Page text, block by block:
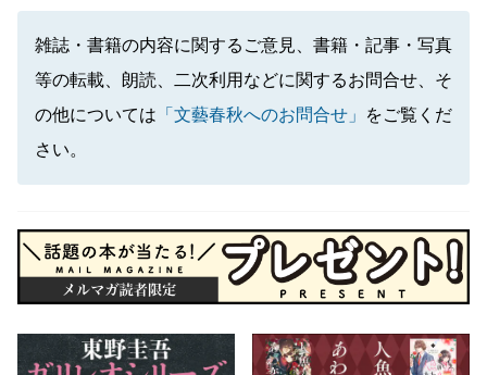
雑誌・書籍の内容に関するご意見、書籍・記事・写真
等の転載、朗読、二次利用などに関するお問合せ、そ
の他については 「文藝春秋へのお問合せ」
をご覧くだ
さい。